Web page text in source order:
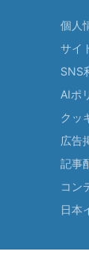
個人
サイ
SNS
AIポ
クッ
広告
記事
コン
日本